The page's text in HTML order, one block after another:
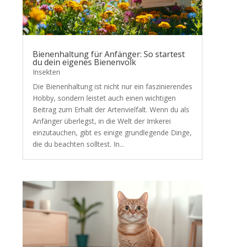
Bienenhaltung für Anfänger: So startest
du dein eigenes Bienenvolk
Insekten
Die Bienenhaltung ist nicht nur ein faszinierendes
Hobby, sondern leistet auch einen wichtigen
Beitrag zum Erhalt der Artenvielfalt. Wenn du als
Anfänger überlegst, in die Welt der Imkerei
einzutauchen, gibt es einige grundlegende Dinge,
die du beachten solltest. In...